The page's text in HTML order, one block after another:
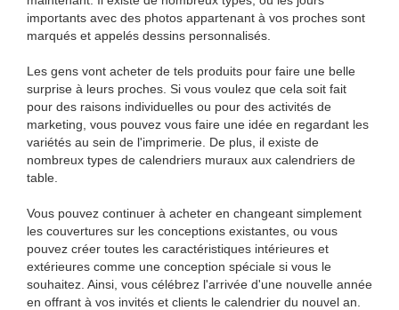
importants avec des photos appartenant à vos proches sont
marqués et appelés dessins personnalisés.
Les gens vont acheter de tels produits pour faire une belle
surprise à leurs proches. Si vous voulez que cela soit fait
pour des raisons individuelles ou pour des activités de
marketing, vous pouvez vous faire une idée en regardant les
variétés au sein de l'imprimerie. De plus, il existe de
nombreux types de calendriers muraux aux calendriers de
table.
Vous pouvez continuer à acheter en changeant simplement
les couvertures sur les conceptions existantes, ou vous
pouvez créer toutes les caractéristiques intérieures et
extérieures comme une conception spéciale si vous le
souhaitez. Ainsi, vous célébrez l'arrivée d'une nouvelle année
en offrant à vos invités et clients le calendrier du nouvel an.